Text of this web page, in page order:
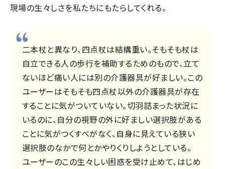
現場の生々しさを私たちにもたらしてくれる。
二本杖と異なり、四点杖は結構重い。そもそも杖は
自立できる人の歩行を補助するためのもので、立て
ないほど痛い人には別の介護器具が好ましい。この
ユーザーはそもそも四点杖以外の介護器具が存在
することに気がついていない。切羽詰まった状況に
いるのに、自分の視野の外に好ましい選択肢がある
ことに気がつくすべがなく、自身に見えている狭い
選択肢のなかで何とかやりくりしようとしている。
ユーザーのこの生々しい困惑を受け止めて、はじめ